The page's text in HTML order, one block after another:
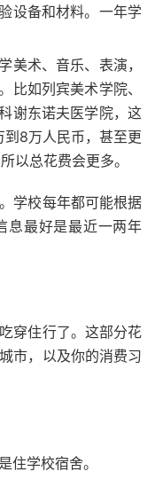
设备和材料。一年学
美术、音乐、表演，
比如列宾美术学院、
谢东诺夫医学院，这
8万人民币，甚至更
以总花费会更多。
学校每年都可能根据
息最好是最近一两年
穿住行了。这部分花
市，以及你的消费习
住学校宿舍。